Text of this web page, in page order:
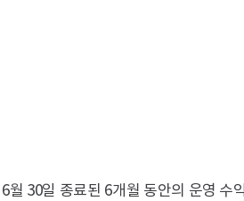
월 30일 종료된 6개월 동안의 운영